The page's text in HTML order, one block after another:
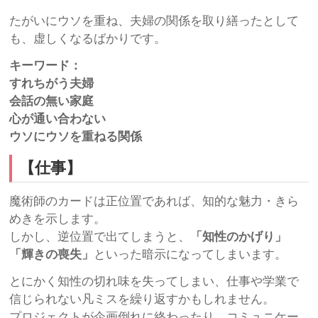
たがいにウソを重ね、夫婦の関係を取り繕ったとして
も、虚しくなるばかりです。
キーワード：
すれちがう夫婦
会話の無い家庭
心が通い合わない
ウソにウソを重ねる関係
【仕事】
魔術師のカードは正位置であれば、知的な魅力・きら
めきを示します。
しかし、逆位置で出てしまうと、
「知性のかげり」
「輝きの喪失」
といった暗示になってしまいます。
とにかく知性の切れ味を失ってしまい、仕事や学業で
信じられない凡ミスを繰り返すかもしれません。